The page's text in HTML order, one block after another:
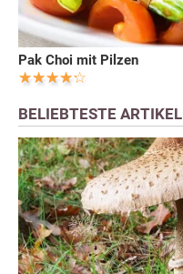
Pak Choi mit Pilzen
BELIEBTESTE ARTIKEL